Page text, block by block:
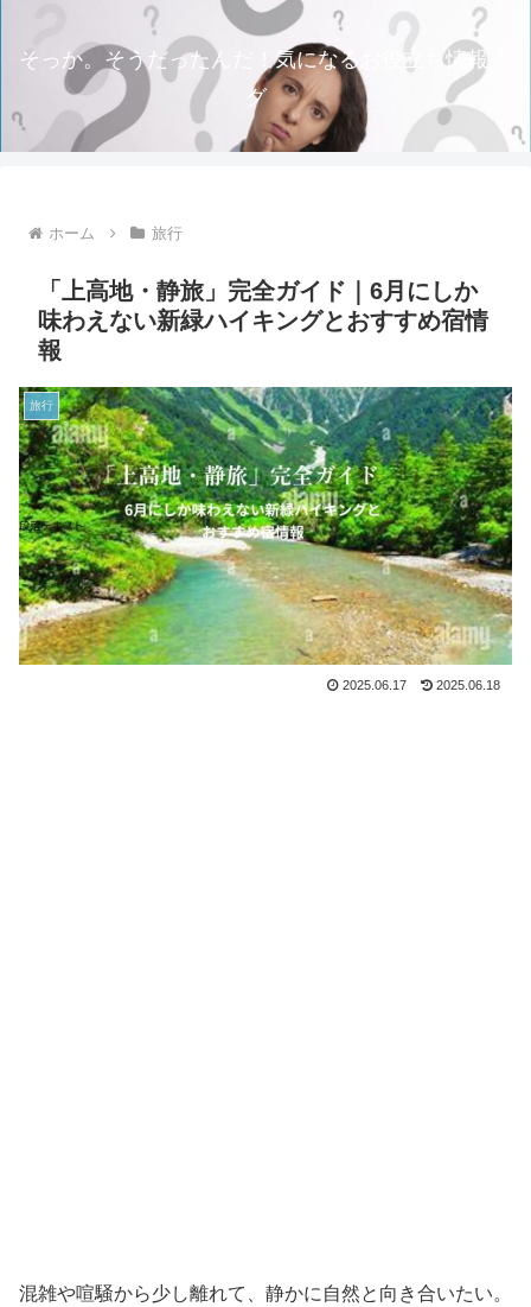
そっか。そうだったんだ！気になるお役立ち情報ブロ
グ
ホーム 旅行
「上高地・静旅」完全ガイド｜6月にしか
味わえない新緑ハイキングとおすすめ宿情
報
旅行
2025.06.17 2025.06.18
混雑や喧騒から少し離れて、静かに自然と向き合いたい。